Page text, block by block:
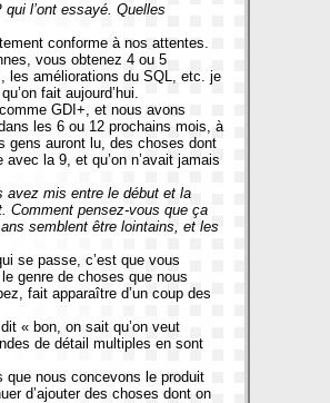
l’ont essayé. Quelles
conforme à nos attentes.
vous obtenez 4 ou 5
les améliorations du SQL, etc. je
fait aujourd’hui.
GDI+, et nous avons
les 6 ou 12 prochains mois, à
gens auront lu, des choses dont
la 9, et qu’on n’avait jamais
avez mis entre le début et la
Comment pensez-vous que ça
semblent être lointains, et les
se passe, c’est que vous
genre de choses que nous
fait apparaître d’un coup des
« bon, on sait qu’on veut
de détail multiples en sont
que nous concevons le produit
d’ajouter des choses dont on